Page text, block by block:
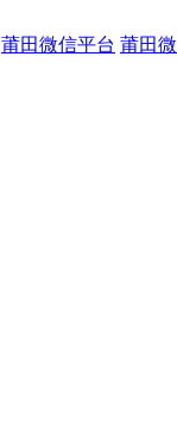
莆田微信平台 莆田